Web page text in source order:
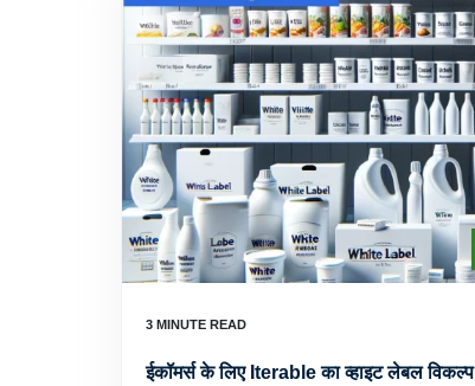
ईकॉमर्स के लिए Iterable का व्हाइट लेबल विकल्प